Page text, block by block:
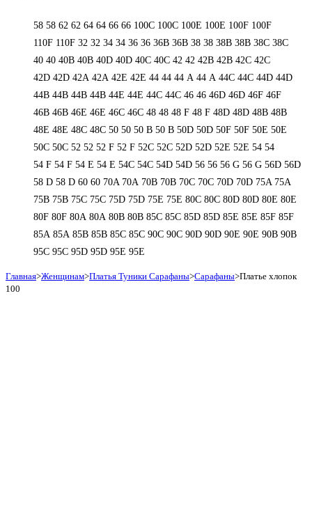
58 58 62 62 64 64 66 66 100C 100C 100E 100E 100F 100F
110F 110F 32 32 34 34 36 36 36B 36B 38 38 38B 38B 38С 38С
40 40 40B 40B 40D 40D 40С 40С 42 42 42B 42B 42C 42C
42D 42D 42А 42А 42Е 42Е 44 44 44 А 44 А 44C 44C 44D 44D
44В 44В 44В 44В 44Е 44Е 44С 44С 46 46 46D 46D 46F 46F
46В 46В 46Е 46Е 46С 46С 48 48 48 F 48 F 48D 48D 48В 48В
48Е 48Е 48С 48С 50 50 50 B 50 B 50D 50D 50F 50F 50Е 50Е
50С 50С 52 52 52 F 52 F 52C 52C 52D 52D 52E 52E 54 54
54 F 54 F 54 Е 54 Е 54C 54C 54D 54D 56 56 56 G 56 G 56D 56D
58 D 58 D 60 60 70A 70A 70B 70B 70C 70C 70D 70D 75A 75A
75B 75B 75C 75C 75D 75D 75E 75E 80C 80C 80D 80D 80E 80E
80F 80F 80А 80А 80В 80В 85C 85C 85D 85D 85E 85E 85F 85F
85А 85А 85В 85В 85С 85С 90C 90C 90D 90D 90E 90E 90В 90В
95C 95C 95D 95D 95E 95E
Главная>Женщинам>Платья Туники Сарафаны>Сарафаны>Платье хлопок
100